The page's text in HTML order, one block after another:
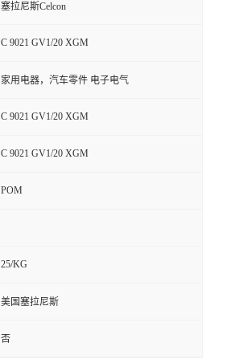
塞拉尼斯Celcon
C 9021 GV1/20 XGM
家用电器，汽车零件 电子电气
C 9021 GV1/20 XGM
C 9021 GV1/20 XGM
POM
25/KG
美国塞拉尼斯
否